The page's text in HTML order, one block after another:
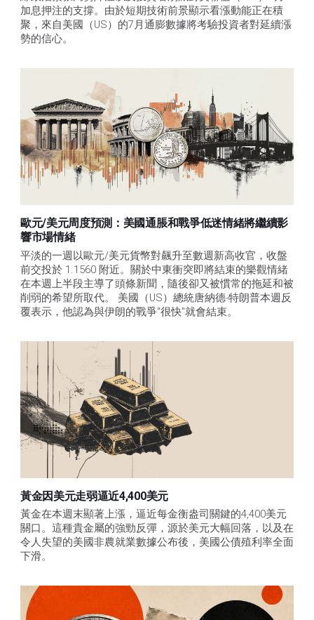
加息押注的支撐。由於短期技術前景顯示看漲動能正在積
聚，來自美國（US）的7月通膨數據將考驗投資者對延續漲
勢的信心。
歐元/美元周度預測：美國通脹和戰爭低迷情緒將繼續影
響市場情緒
平淡的一週以歐元/美元貨幣對飆升至數週新高收官，收盤
前交投於 1.1560 附近。關於中東衝突即將結束的樂觀情緒
在本週上半段主導了頭條新聞，隨後卻又被慣常的拖延和被
削弱的希望所取代。 美國（US）總統唐納德-特朗普本週反
覆表示，他認為與伊朗的戰爭"很快"就會結束。
黃金因美元走弱逼近4,400美元
黃金在本週末顯著上漲，逼近每金衡盎司關鍵的4,400美元
關口。這種貴金屬的強勁反彈，源於美元大幅回落，以及在
令人失望的美國非農就業數據公布後，美國公債殖利率全面
下滑。